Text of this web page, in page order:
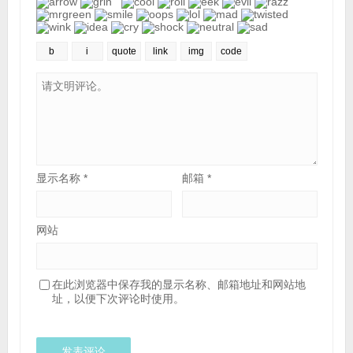
显示名称 * 邮箱*
网站
在此浏览器中保存我的显示名称、邮箱地址和网站地
址，以便下次评论时使用。